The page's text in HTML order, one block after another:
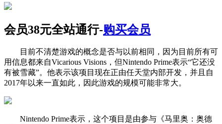
会员38元全站通行-购买会员
目前不清楚游戏的概念是否与以前相同，因为目前所有可
用信息都来自Vicarious Visions，但Nintendo Prime表示“它还没
有被雪藏”。他表示该项目现在正由任天堂内部开发，并且自
2017年以来一直如此，因此游戏的规模可能非常大。
Nintendo Prime表示，这个项目是由参与《马里奥：奥德